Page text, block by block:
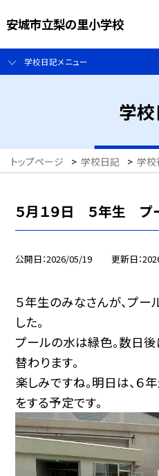
安城市立梨の里小学校
学校日記メニュー
学
トップページ > 学校日記 > 学校
５月１９日 ５年生 プ
公開日 2026/05/19 更新日
５年生のみなさんが、プ
した。
プールの水は緑色。数日
替わります。
楽しみですね。明日は、
をする予定です。